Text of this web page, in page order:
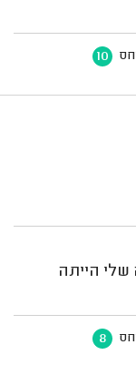
10
שלי הייתה
8